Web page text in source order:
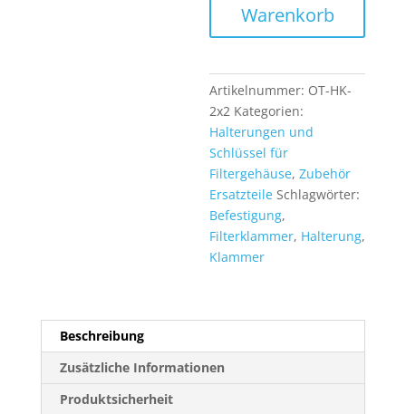
Ersatzfilter
an
Osmoseanlagen
Menge
Warenkorb
Artikelnummer: OT-HK-
2x2 Kategorien:
Halterungen und
Schlüssel für
Filtergehäuse,Zubehör
Ersatzteile Schlagwörter:
Befestigung,
Filterklammer, Halterung,
Klammer
Beschreibung
Zusätzliche Informationen
Produktsicherheit